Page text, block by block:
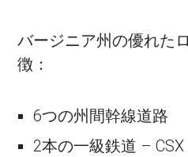
バージニア州の優れた
徴：
6つの州間幹線道路
2本の一級鉄道 –